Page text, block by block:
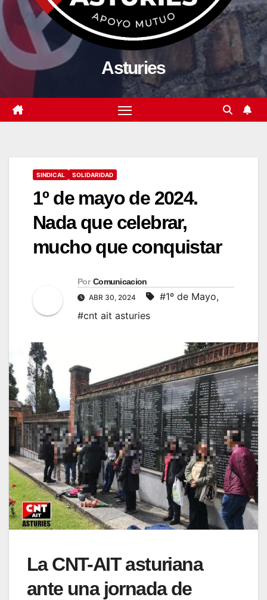
Asturies
SINDICAL SOLIDARIDAD
1º de mayo de 2024.
Nada que celebrar,
mucho que conquistar
Por Comunicacion
ABR 30, 2024 #1º de Mayo,
#cnt ait asturies
La CNT-AIT asturiana
ante una jornada de